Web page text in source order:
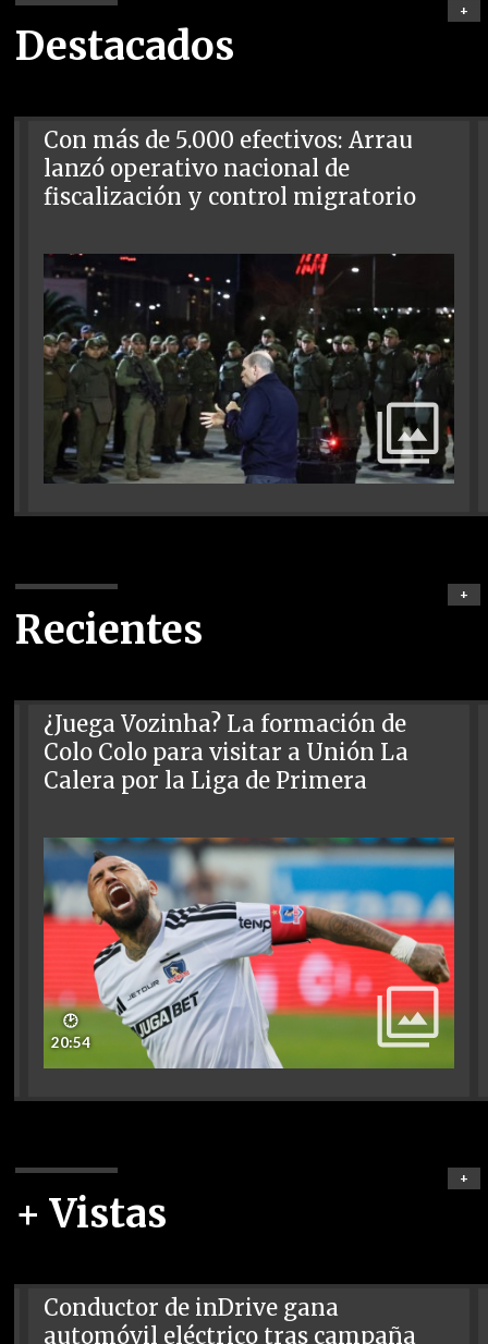
Destacados
+
Con más de 5.000 efectivos: Arrau
lanzó operativo nacional de
fiscalización y control migratorio
Recientes
+
¿Juega Vozinha? La formación de
Colo Colo para visitar a Unión La
Calera por la Liga de Primera
🕑
20:54
+ Vistas
+
Conductor de inDrive gana
automóvil eléctrico tras campaña